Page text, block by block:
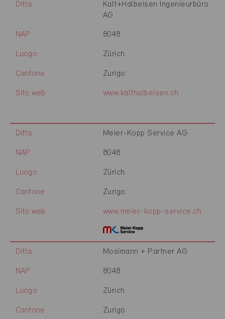
Ditta
Kalt+Halbeisen Ingenieurbüro
AG
NAP 8048
Luogo Zürich
Cantone Zurigo
Sito web www.kalthalbeisen.ch
Ditta Meier-Kopp Service AG
NAP 8048
Luogo Zürich
Cantone Zurigo
Sito web www.meier-kopp-service.ch
Ditta Mosimann + Partner AG
NAP 8048
Luogo Zürich
Cantone Zurigo